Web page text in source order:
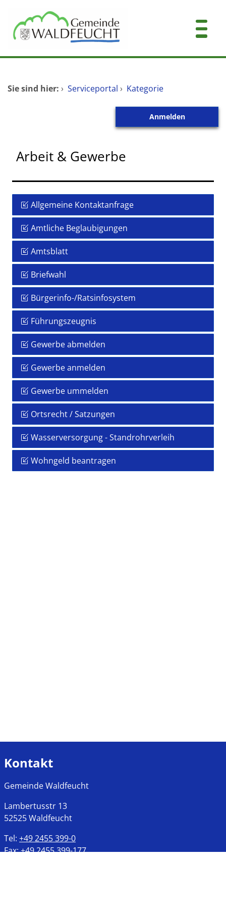
Zum Hauptinhalt springen
Dienstleistungen A-Z
Sie sind hier: › Serviceportal › Kategorie
Anmelden
Arbeit & Gewerbe
Allgemeine Kontaktanfrage
Amtliche Beglaubigungen
Amtsblatt
Briefwahl
Bürgerinfo-/Ratsinfosystem
Führungszeugnis
Gewerbe abmelden
Gewerbe anmelden
Gewerbe ummelden
Ortsrecht / Satzungen
Wasserversorgung - Standrohrverleih
Wohngeld beantragen
Kontakt
Gemeinde Waldfeucht
Lambertusstr 13
52525Waldfeucht
Tel: +49 2455 399-0
Fax:+49 2455 399-177